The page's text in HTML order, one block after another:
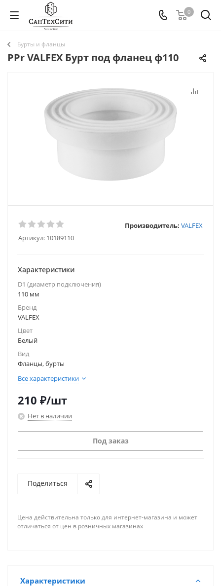
0
Бурты и фланцы
PPr VALFEX Бурт под фланец ф110
Артикул: 10189110
Производитель: VALFEX
Характеристики
D1 (диаметр подключения)
110 мм
Бренд
VALFEX
Цвет
Белый
Вид
Фланцы, бурты
Все характеристики
210 ₽/шт
Нет в наличии
Под заказ
Поделиться
Цена действительна только для интернет-магазина и может
отличаться от цен в розничных магазинах
Характеристики